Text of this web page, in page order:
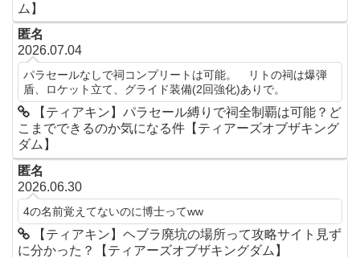
ム】
匿名
2026.07.04
パラセールなしで祠コンプリートは可能。 リトの祠は爆弾
盾、ロケット立て、グライド装備(2回強化)ありで。
【ティアキン】パラセール縛りで祠全制覇は可能？ど
こまでできるのか気になる件【ティアーズオブザキング
ダム】
匿名
2026.06.30
4の名前覚えてないのに博士ってww
【ティアキン】ヘブラ廃坑の場所って攻略サイト見ず
に分かった？【ティアーズオブザキングダム】